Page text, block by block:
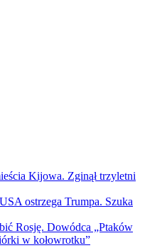
Kijowa. Zginął trzyletni
ostrzega Trumpa. Szuka
Rosję. Dowódca „Ptaków
w kołowrotku”